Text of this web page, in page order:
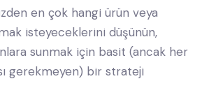
en çok hangi ürün veya
isteyeceklerini düşünün,
sunmak için basit (ancak her
gerekmeyen) bir strateji